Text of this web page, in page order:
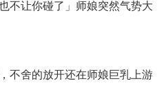
让你碰了」师娘突然气势大
舍的放开还在师娘巨乳上游